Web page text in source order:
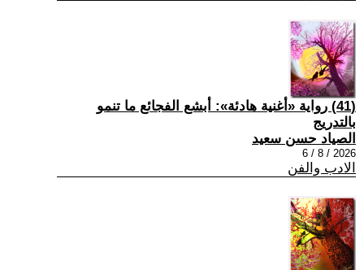
(41) رواية «أغنية هادئة»: أبشع الفجائع ما تنمو
بالتدريج
الصياد حسن سعيد
2026 / 8 / 6
الادب والفن